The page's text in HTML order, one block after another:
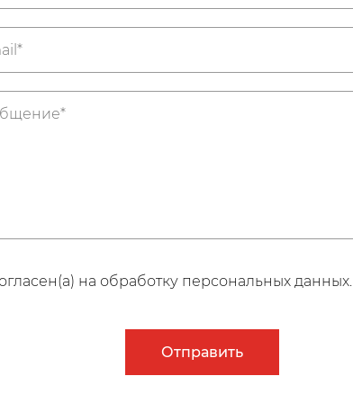
на обработку персональных данных.
Отправить